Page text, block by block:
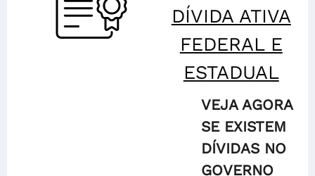
DÍVIDA ATIVA
FEDERAL E
ESTADUAL
VEJA AGORA
SE EXISTEM
DÍVIDAS NO
GOVERNO